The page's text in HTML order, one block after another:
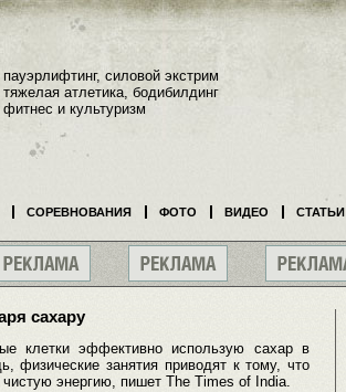
сахару
клетки эффективно использую сахар в
физические занятия приводят к тому, что
энергию, пишет The Times of India.
пауэрлифтинг, силовой экстрим
тяжелая атлетика, бодибилдинг
фитнес и культуризм
СОРЕВНОВАНИЯ ФОТО ВИДЕО СТАТЬИ